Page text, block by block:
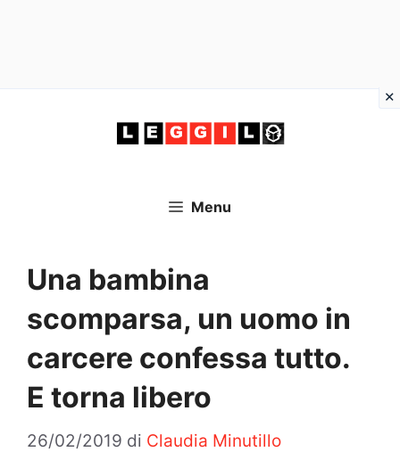
Menu
Una bambina
scomparsa, un uomo in
carcere confessa tutto.
E torna libero
26/02/2019 di Claudia Minutillo